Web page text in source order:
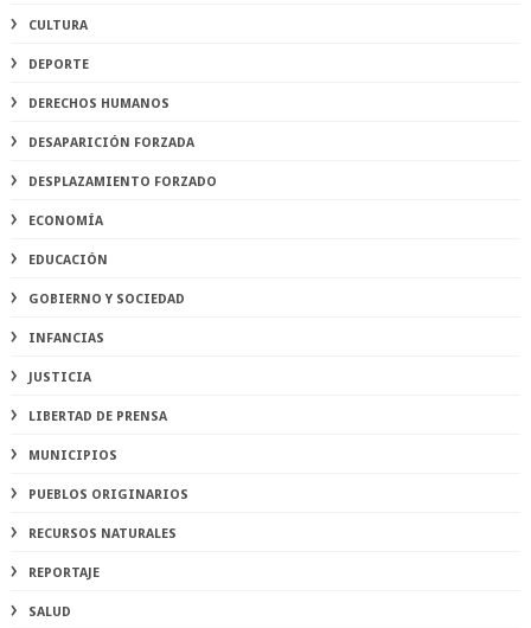
CULTURA
DEPORTE
DERECHOS HUMANOS
DESAPARICIÓN FORZADA
DESPLAZAMIENTO FORZADO
ECONOMÍA
EDUCACIÓN
GOBIERNO Y SOCIEDAD
INFANCIAS
JUSTICIA
LIBERTAD DE PRENSA
MUNICIPIOS
PUEBLOS ORIGINARIOS
RECURSOS NATURALES
REPORTAJE
SALUD